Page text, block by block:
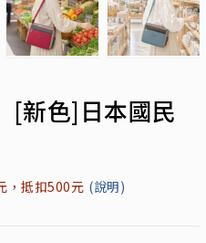
[新色]日本國民
，抵扣500元 (說明)